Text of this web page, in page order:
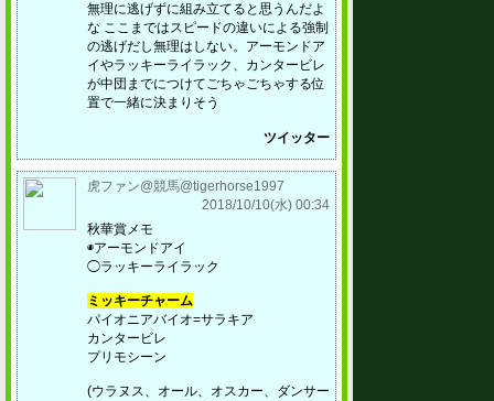
無理に逃げずに組み立てると思うんだよ
な ここまではスピードの違いによる強制
の逃げだし無理はしない。アーモンドア
イやラッキーライラック、カンタービレ
が中団までにつけてごちゃごちゃする位
置で一緒に決まりそう
ツイッター
虎ファン@競馬@tigerhorse1997
2018/10/10(水) 00:34
秋華賞メモ
◉アーモンドアイ
◯ラッキーライラック
ミッキーチャーム
パイオニアバイオ=サラキア
カンタービレ
プリモシーン
(ウラヌス、オール、オスカー、ダンサー